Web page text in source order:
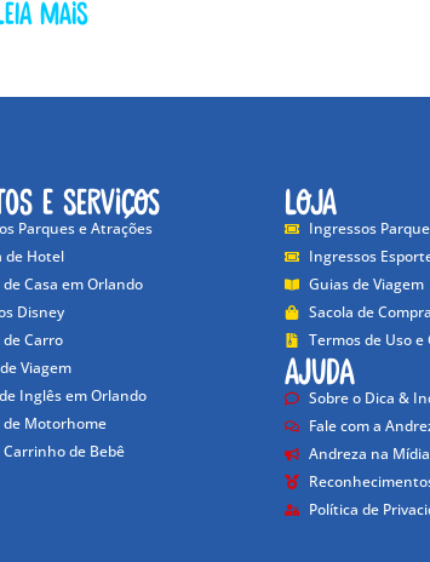
mais
e Serviços
Parques e Atrações
de Hotel
Casa em Orlando
Disney
Carro
Viagem
Inglês em Orlando
Motorhome
de Bebê
Loja
Ingressos
Ingressos
Guias de Viagem
Sacola de
Termos de Uso e
Ajuda
Sobre o Dica &
Fale com a
Andreza na Mídia
Política de